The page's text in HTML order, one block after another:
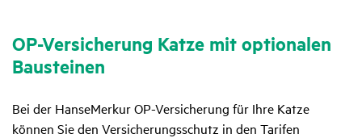
OP-Versi­che­rung Katze mit optio­nalen
Bausteinen
Bei der HanseMerkur OP-Versicherung für Ihre Katze
können Sie den Versicherungsschutz in den Tarifen